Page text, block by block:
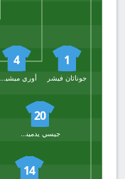
1
جوناثان فيشر
4
أوري ميشيل مبولا
20
14